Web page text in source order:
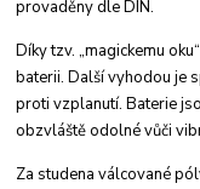
provaděny dle DIN.
Díky tzv. „magickemu
baterii. Další vyhodou je
protivzplanutí. Baterie
obzvláště odolné vůči
Za studena válcované